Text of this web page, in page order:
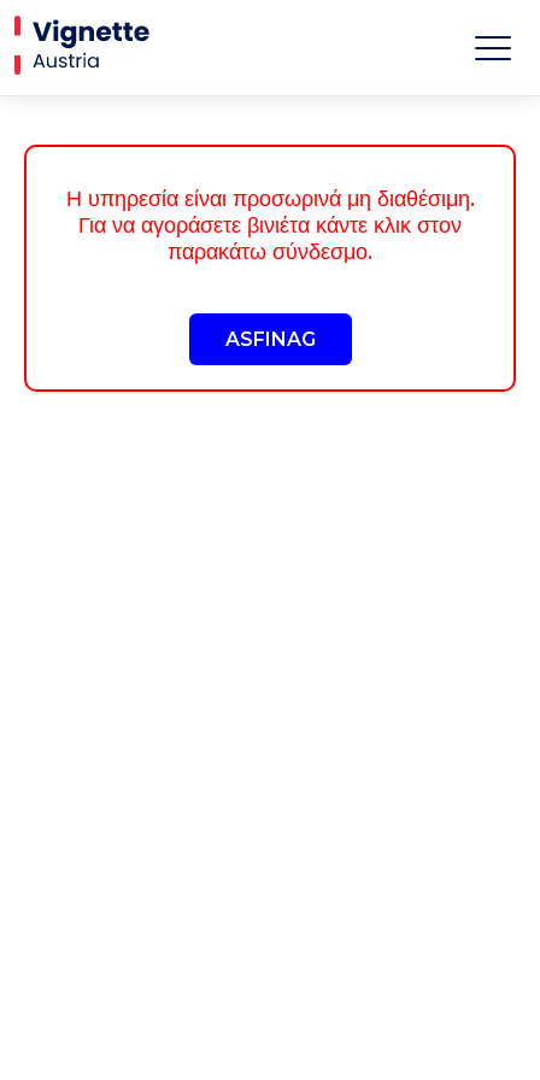
Η υπηρεσία είναι προσωρινά μη διαθέσιμη.
Για να αγοράσετε βινιέτα κάντε κλικ στον
παρακάτω σύνδεσμο.
ASFINAG